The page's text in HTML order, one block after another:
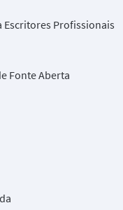
Escritores Profissionais
Fonte Aberta